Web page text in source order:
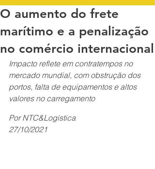
O aumento do frete
marítimo e a penalização
no comércio internacional
Impacto reflete em contratempos no
mercado mundial, com obstrução dos
portos, falta de equipamentos e altos
valores no carregamento
Por NTC&Logística
27/10/2021